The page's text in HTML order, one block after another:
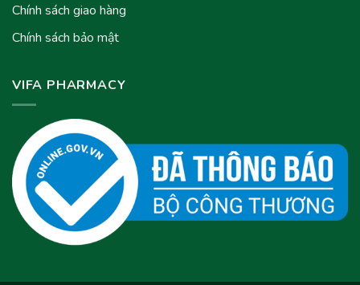
Chính sách giao hàng
Chính sách bảo mật
VIFA PHARMACY